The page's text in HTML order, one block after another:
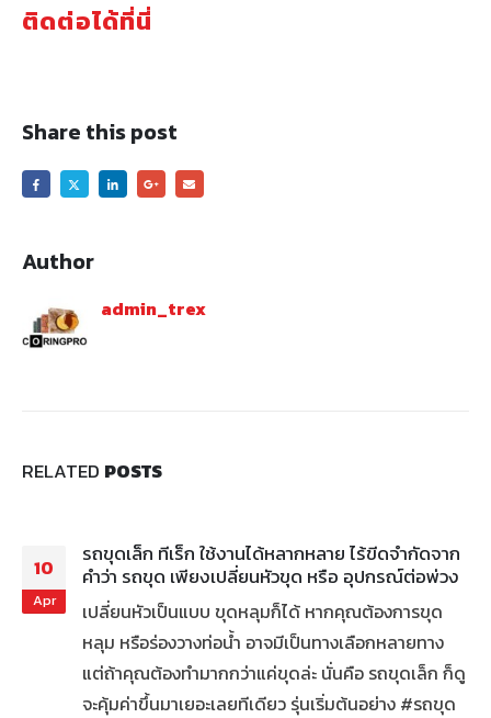
ติดต่อได้ที่นี่
Share this post
Author
admin_trex
RELATED POSTS
10
Apr
รถขุดเล็ก ทีเร็ก ใช้งานได้หลากหลาย ไร้ขีดจำกัดจาก
คำว่า รถขุด เพียงเปลี่ยนหัวขุด หรือ อุปกรณ์ต่อพ่วง
เปลี่ยนหัวเป็นแบบ ขุดหลุมก็ได้ หากคุณต้องการขุด
หลุม หรือร่องวางท่อน้ำ อาจมีเป็นทางเลือกหลายทาง
แต่ถ้าคุณต้องทำมากกว่าแค่ขุดล่ะ นั่นคือ รถขุดเล็ก ก็ดู
จะคุ้มค่าขึ้นมาเยอะเลยทีเดียว รุ่นเริ่มต้นอย่าง #รถขุด